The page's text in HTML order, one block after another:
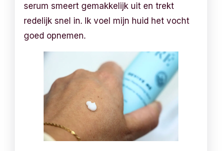
serum smeert gemakkelijk uit en trekt
redelijk snel in. Ik voel mijn huid het vocht
goed opnemen.